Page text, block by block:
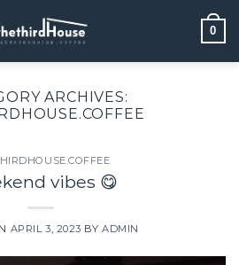
0
ARCHIVES:
vibes 😋
APRIL 3, 2023 BYADMIN